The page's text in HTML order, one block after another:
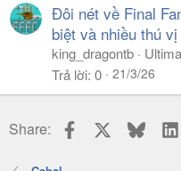
Đôi nét về Final
biệt và nhiều thú vị
king_dragontb
Trả lời 0 21/3/26
Share: Facebook